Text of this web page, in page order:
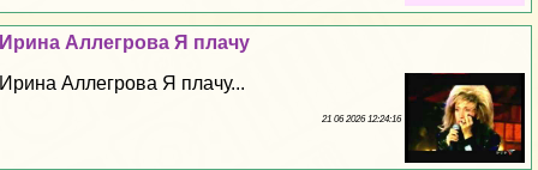
Ирина Аллегрова Я плачу
Ирина Аллегрова Я плачу...
21 06 2026 12:24:16